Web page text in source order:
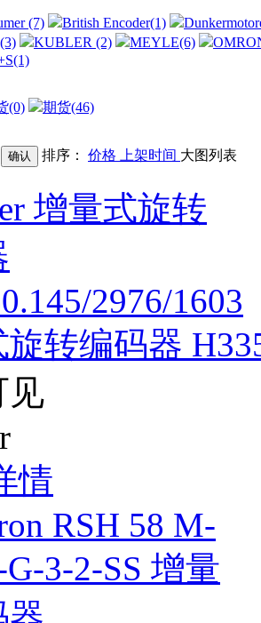
(7) British Encoder(1)
KUBLER (2) MEYLE(6)
(0) 期货(46)
排序： 价格 上架时间 大图列表
转编码器
见
情